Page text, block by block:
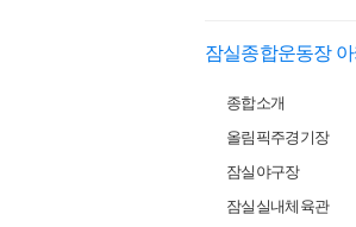
잠실종합운동장
종합소개
올림픽주경기장
잠실야구장
잠실실내체육관